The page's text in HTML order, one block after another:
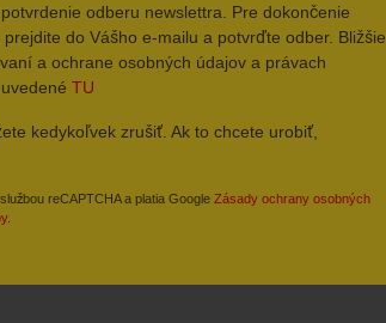
odberu newslettra. Pre dokončenie
do Vášho e-mailu a potvrďte odber. Bližšie
a ochrane osobných údajov a právach
TU
kedykoľvek zrušiť. Ak to chcete urobiť,
reCAPTCHA a platia Google Zásady ochrany osobných
.